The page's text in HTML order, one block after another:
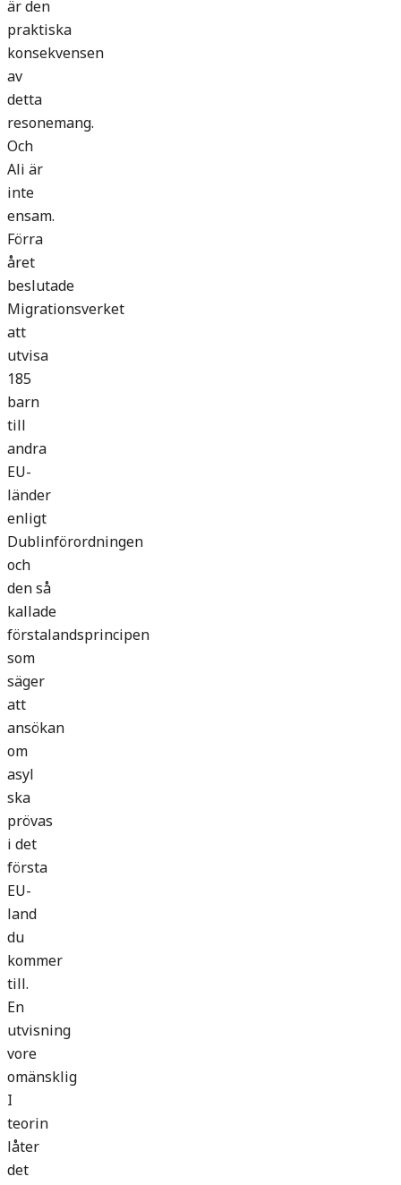
är den
praktiska
konsekvensen
av
detta
resonemang.
Och
Ali är
inte
ensam.
Förra
året
beslutade
Migrationsverket
att
utvisa
185
barn
till
andra
EU-
länder
enligt
Dublinförordningen
och
den så
kallade
förstalandsprincipen
som
säger
att
ansökan
om
asyl
ska
prövas
i det
första
EU-
land
du
kommer
till.
En
utvisning
vore
omänsklig
I
teorin
låter
det